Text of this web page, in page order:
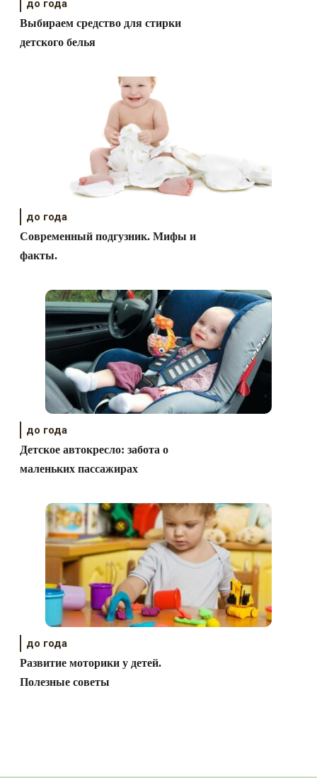
до года
Выбираем средство для стирки
детского белья
до года
Современный подгузник. Мифы и
факты.
до года
Детское автокресло: забота о
маленьких пассажирах
до года
Развитие моторики у детей.
Полезные советы